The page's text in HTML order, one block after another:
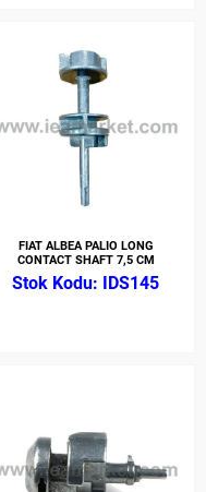
FIAT ALBEA PALIO LONG
CONTACT SHAFT 7,5 CM
IDS145